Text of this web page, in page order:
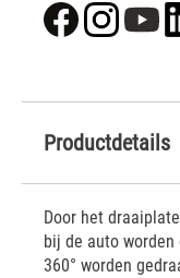
Productdetails
Door het
bij de auto
360° worden